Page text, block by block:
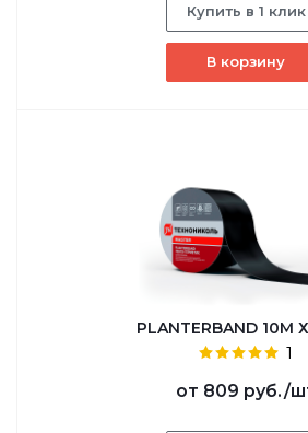
Купить в 1 клик
В корзину
PLANTERBAND 10М
1
от 809 руб./